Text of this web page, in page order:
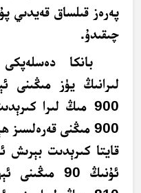
پەرەز قىلساق قەيدىي
چىقىدۇ.
بانكا
لىرانىڭ يۈز مىڭىنى
900 مىڭ لىرا
900 مىڭنى
قايتاكىرېدىتبېرىش
ئۇنىڭ 90